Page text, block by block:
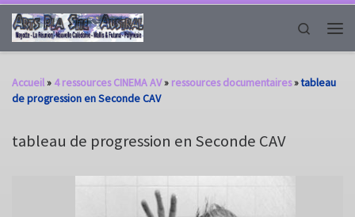
Passer au contenu
Search
Accueil» 4 ressources CINEMA AV» ressources documentaires»tableau
de progression en Seconde CAV
tableau de progression en Seconde CAV